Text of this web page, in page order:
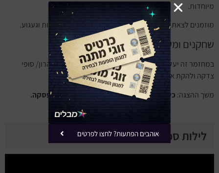
מיוחדות.
מוזמנים לצאת איתנו למסע בזמן, מסע חוצה יבשות, זכרונות וגעגוע.
שחקנים ומשתתפים
במחזמר זה יעלו על הבמה: אורי בנאי/גיל קפטן, אלינור אהרון/ סופי
צדקה ולהקת אקווה אוריינטל.
משך ההצגה: כשעה וארבעים דקות (100 דקות), ללא הפסקה.
לילות ספרד - טריילר
אוהבים הפתעות? לחצו לפרטים